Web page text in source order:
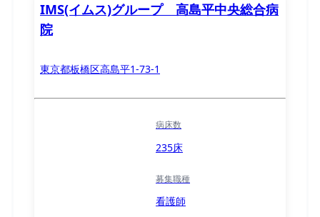
IMS(イムス)グループ 高島平中央総合病
院
東京都板橋区高島平1-73-1
病床数
235床
募集職種
看護師